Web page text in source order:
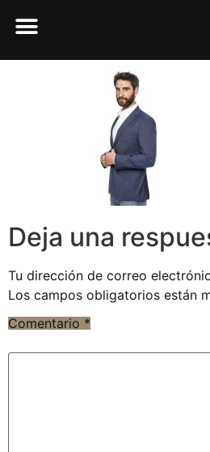
Deja una
Tu dirección de correo
Los campos obligatorios están
Comentario *